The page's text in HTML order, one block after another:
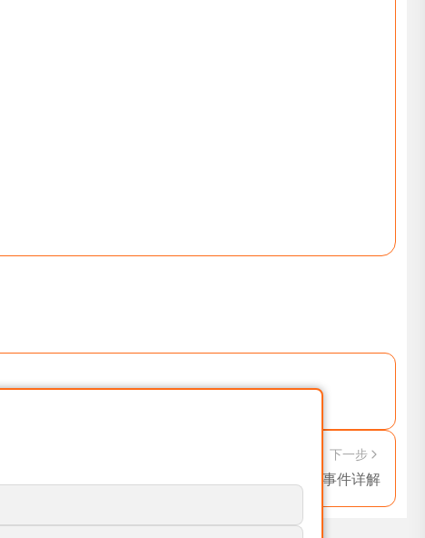
下一步
End Event 结束事件详解